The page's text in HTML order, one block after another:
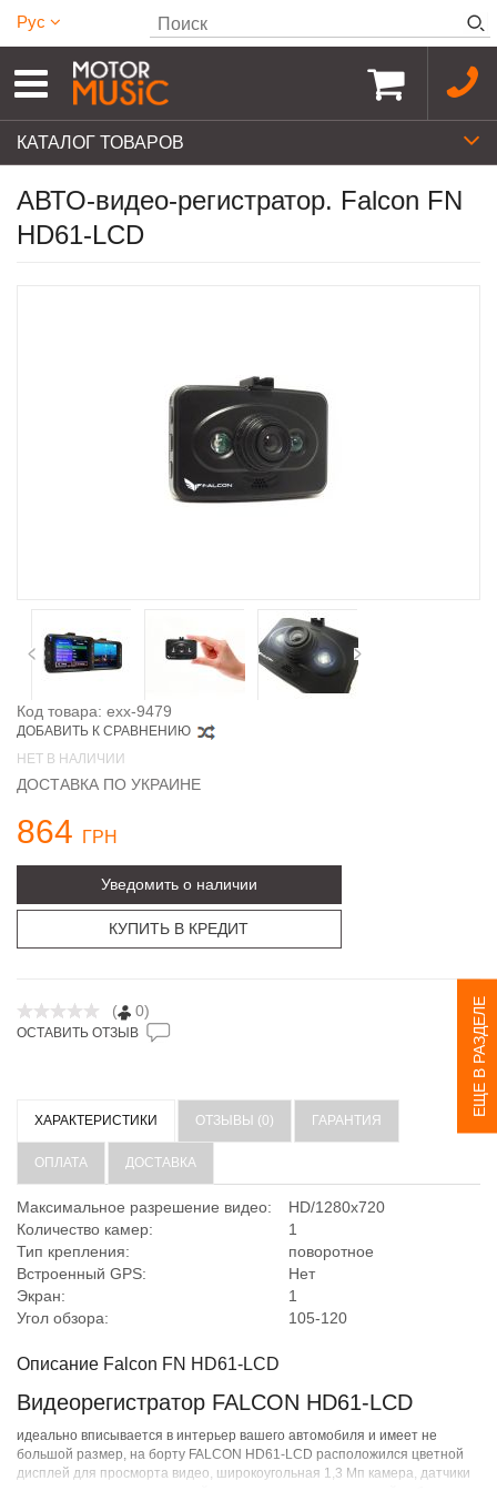
Рус
КАТАЛОГ ТОВАРОВ
ЕЩЕ В РАЗДЕЛЕ
АВТО-видео-регистратор. Falcon FN
HD61-LCD
Код товара: exx-9479
ДОБАВИТЬ К СРАВНЕНИЮ
НЕТ В НАЛИЧИИ
ДОСТАВКА ПО УКРАИНЕ
864 ГРН
Уведомить о наличии
КУПИТЬ В КРЕДИТ
( 0)
ОСТАВИТЬ ОТЗЫВ
ХАРАКТЕРИСТИКИ ОТЗЫВЫ (0) ГАРАНТИЯ
ОПЛАТА ДОСТАВКА
Максимальное разрешение видео:
HD/1280x720
Количество камер:
1
Тип крепления:
поворотное
Встроенный GPS:
Нет
Экран:
1
Угол обзора:
105-120
Описание Falcon FN HD61-LCD
Видеорегистратор FALCON HD61-LCD
идеально вписывается в интерьер вашего автомобиля и имеет не
большой размер, на борту FALCON HD61-LCD расположился цветной
дисплей для просморта видео, широкоугольная 1,3 Мп камера, датчики